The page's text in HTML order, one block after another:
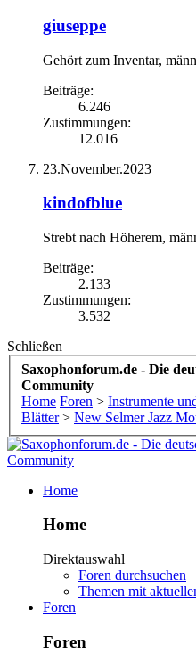
giuseppe
Gehört zum Inventar,
Beiträge:
6.246
Zustimmungen:
12.016
23.November.2023
kindofblue
Strebt nach Höherem,
Beiträge:
2.133
Zustimmungen:
3.532
Schließen
Saxophonforum.de - Die
Community
Home Foren > Instrumente
Blätter > New Selmer Jazz
Home
Home
Direktauswahl
Foren durchsuchen
Themen mit
Foren
Foren